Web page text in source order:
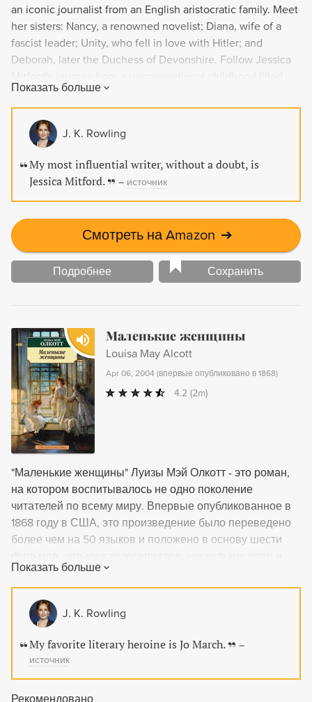
an iconic journalist from an English aristocratic family. Meet
her sisters: Nancy, a renowned novelist; Diana, wife of a
fascist leader; Unity, who fell in love with Hitler; and
Deborah, later the Duchess of Devonshire. Follow Jessica
with strange hobbies and made-up languages to her
elopement with Churchill's nephew to fight in the Spanish
Civil War. Discover Mitford's sharp wit and her hilarious take
on her family's scandalous journey in Hons and Rebels.
Показать больше
J. K. Rowling
My most influential writer, without a doubt, is
Jessica Mitford.
– источник
Смотреть на Amazon ➔
Подробнее Сохранить
Маленькие женщины
Louisa May Alcott
Apr 06, 2004 (впервые опубликовано в 1868)
4.2 (2m)
"Маленькие женщины" Луизы Мэй Олкотт - это роман,
на котором воспитывалось не одно поколение
читателей по всему миру. Впервые опубликованное в
1868 году в США, это произведение было переведено
более чем на 50 языков и положено в основу шести
спектаклей. История семейства Марч, в котором
подрастают четыре дружные, но непохожие друг на
друга сестры, заключает в себе узнаваемые перипетии
юности, взросления, дружбы и любви.Российским
читателям "Маленькие женщины" известны по
переложению романа для среднего школьного
Показать больше
J. K. Rowling
My favorite literary heroine is Jo March.
–
источник
Рекомендовано